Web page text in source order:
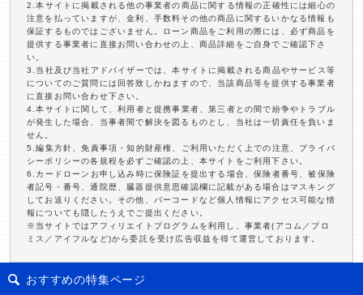
2.本サイトに掲載される他の事業者の商品に関する情報の正確性には細心の
注意を払っていますが、金利、手数料その他の商品に関するいかなる情報も
保証するものではございません。ローン商品をご利用の際には、必ず商品を
提供する事業者に直接お問い合わせの上、商品詳細をご自身でご確認下さ
い。
3.当社及び当社アドバイザーでは、本サイトに掲載される商品やサービス等
についてのご質問には回答致しかねますので、当該商品等を提供する事業者
に直接お問い合わせ下さい。
4.本サイトに関して、利用者と提携事業者、第三者との間で紛争やトラブル
が発生した場合、当事者間で解決を図るものとし、当社は一切責任を負いま
せん。
5.編集方針、免責事項・知的財産権、ご利用いただく上での注意、プライバ
シーポリシーの各規程を必ずご確認の上、本サイトをご利用下さい。
6.カードローンお申し込み時に保険証を提出する場合、保険者番号、被保険
者記号・番号、通院歴、臓器提供意思確認欄に記載がある場合はマスキング
してお送りください。その他、バーコードなど個人情報にアクセス可能な情
報についても隠したうえでご提出ください。
※当サイトではアフィリエイトプログラムを利用し、事業者(アコム／プロ
ミス／アイフルなど)から委託を受け広告収益を得て運営しております。
おすすめの特集ページ